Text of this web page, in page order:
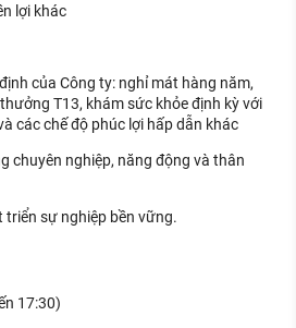
lợi khác
của Công ty: nghỉ mát hàng năm,
T13, khám sức khỏe định kỳ với
các chế độ phúc lợi hấp dẫn khác
chuyên nghiệp, năng động và thân
triển sự nghiệp bền vững.
17:30)